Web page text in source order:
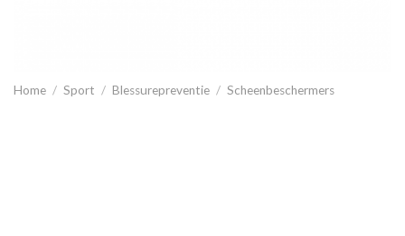
Home / Sport / Blessurepreventie / Scheenbeschermers